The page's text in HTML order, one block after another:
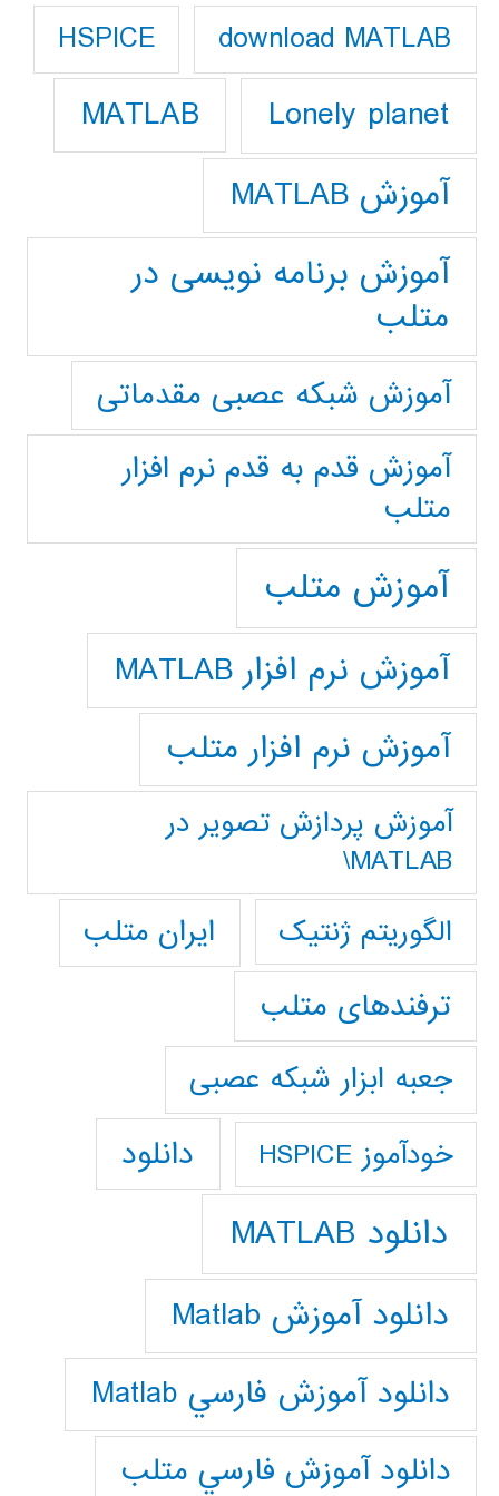
download MATLAB
HSPICE
Lonely planet
MATLAB
آموزش MATLAB
آموزش برنامه نویسی در
متلب
آموزش شبکه عصبی مقدماتی
آموزش قدم به قدم نرم افزار
متلب
آموزش متلب
آموزش نرم افزار MATLAB
آموزش نرم افزار متلب
آموزش پردازش تصوير در
MATLAB\
الگوریتم ژنتیک
ایران متلب
ترفندهای متلب
جعبه ابزار شبکه عصبی
خودآموز HSPICE دانلود
دانلود MATLAB
دانلود آموزش Matlab
دانلود آموزش فارسي Matlab
دانلود آموزش فارسي متلب